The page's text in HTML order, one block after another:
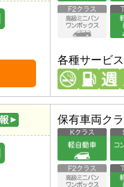
各種サービス
保有車両ク